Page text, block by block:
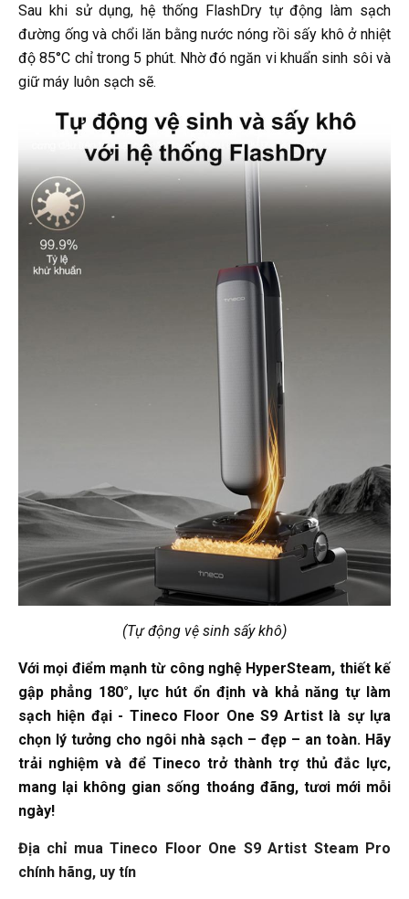
Sau khi sử dụng, hệ thống FlashDry tự động làm sạch
đường ống và chổi lăn bằng nước nóng rồi sấy khô ở nhiệt
độ 85°C chỉ trong 5 phút. Nhờ đó ngăn vi khuẩn sinh sôi và
giữ máy luôn sạch sẽ.
(Tự động vệ sinh sấy khô)
Với mọi điểm mạnh từ công nghệ HyperSteam, thiết kế
gập phẳng 180°, lực hút ổn định và khả năng tự làm
sạch hiện đại - Tineco Floor One S9 Artist là sự lựa
chọn lý tưởng cho ngôi nhà sạch – đẹp – an toàn. Hãy
trải nghiệm và để Tineco trở thành trợ thủ đắc lực,
mang lại không gian sống thoáng đãng, tươi mới mỗi
ngày!
chính hãng, uy tín